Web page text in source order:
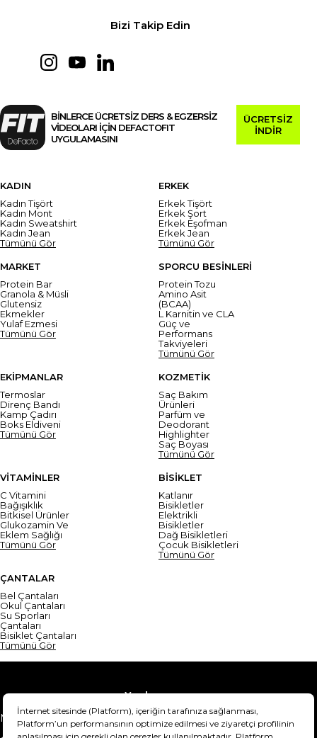
Bizi Takip Edin
BİNLERCE ÜCRETSİZ DERS & EGZERSİZ
VİDEOLARI İÇİN DEFACTOFIT
UYGULAMASINI
ÜCRETSİZ
İNDİR
KADIN
Kadın Tişört
Kadın Mont
Kadın Sweatshirt
Kadın Jean
Tümünü Gör
ERKEK
Erkek Tişört
Erkek Şort
Erkek Eşofman
Erkek Jean
Tümünü Gör
MARKET
Protein Bar
Granola & Müsli
Glutensiz
Ekmekler
Yulaf Ezmesi
Tümünü Gör
SPORCU BESİNLERİ
Protein Tozu
Amino Asit
(BCAA)
L Karnitin ve CLA
Güç ve
Performans
Takviyeleri
Tümünü Gör
EKİPMANLAR
Termoslar
Direnç Bandı
Kamp Çadırı
Boks Eldiveni
Tümünü Gör
KOZMETİK
Saç Bakım
Ürünleri
Parfüm ve
Deodorant
Highlighter
Saç Boyası
Tümünü Gör
VİTAMİNLER
C Vitamini
Bağışıklık
Bitkisel Ürünler
Glukozamin Ve
Eklem Sağlığı
Tümünü Gör
BİSİKLET
Katlanır
Bisikletler
Elektrikli
Bisikletler
Dağ Bisikletleri
Çocuk Bisikletleri
Tümünü Gör
ÇANTALAR
Bel Çantaları
Okul Çantaları
Su Sporları
Çantaları
Bisiklet Çantaları
Tümünü Gör
Yardım
Mesafeli Satış Sözleşmesi
Teslimat Bilgisi